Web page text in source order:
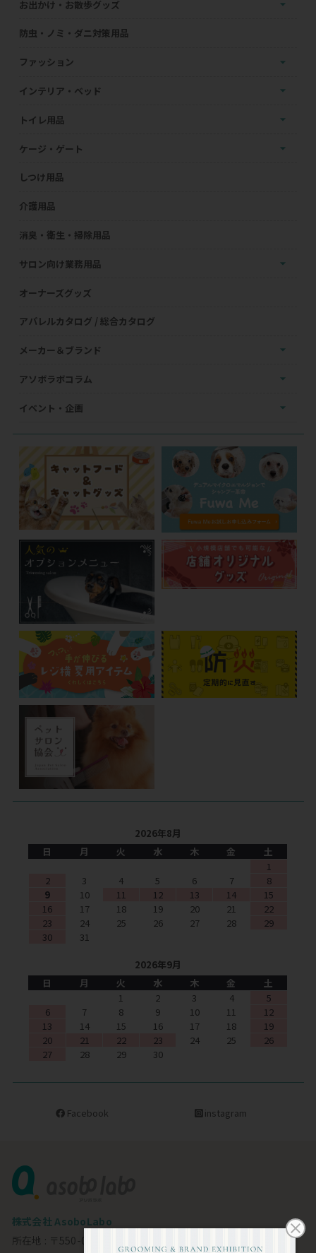
お出かけ・お散歩グッズ
防虫・ノミ・ダニ対策用品
ファッション
インテリア・ベッド
トイレ用品
ケージ・ゲート
しつけ用品
介護用品
消臭・衛生・掃除用品
サロン向け業務用品
オーナーズグッズ
アパレルカタログ / 総合カタログ
メーカー＆ブランド
アソボラボコラム
イベント・企画
2026年8月
日
月 火 水 木 金
土
1
2
3 4 5 6 7
8
9
10 11 12 13 14
15
16
17 18 19 20 21
22
23
24 25 26 27 28
29
30
31
2026年9月
日
月 火 水 木 金
土
1
2 3 4
5
6
7 8 9 10 11
12
13
14 15 16 17 18
19
20
21 22 23 24 25
26
27
28 29 30
Facebook instagram
株式会社 AsoboLabo
所在地 : 〒550-0002 大阪市西区江戸堀1-23-11 6F